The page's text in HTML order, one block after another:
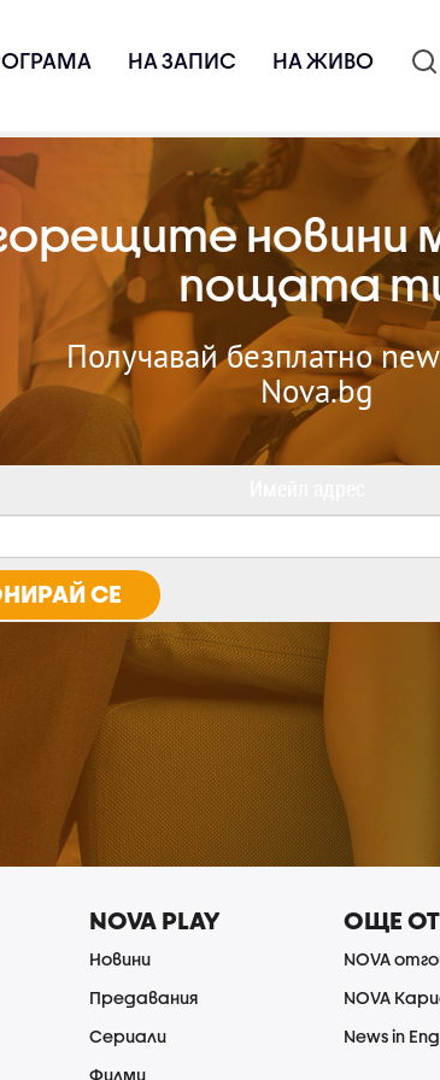
НА ЗАПИС НА ЖИВО
новини
пощата
Получавай безплатно
Nova.bg
СЕ
NOVA PLAY
Новини
Предавания
Сериали
Филми
ОЩЕ ОТ
NOVA
NOVA
News in